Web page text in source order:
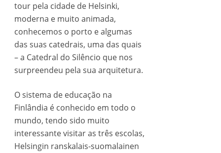
tour pela cidade de Helsinki,
moderna e muito animada,
conhecemos o porto e algumas
das suas catedrais, uma das quais
– a Catedral do Silêncio que nos
surpreendeu pela sua arquitetura.
O sistema de educação na
Finlândia é conhecido em todo o
mundo, tendo sido muito
interessante visitar as três escolas,
Helsingin ranskalais-suomalainen